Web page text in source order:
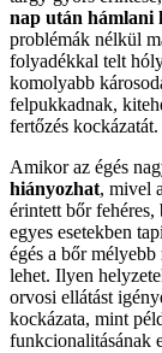
nap után hámlani
problémák nélkül
folyadékkal telt
komolyabb
felpukkadnak,
fertőzés kockázatát.
Amikor az égés
hiányozhat, mivel
érintett bőr fehéres,
egyes esetekben
égés a bőr mélyebb
lehet. Ilyen
orvosi ellátást
kockázata, mint
funkcionalitásának